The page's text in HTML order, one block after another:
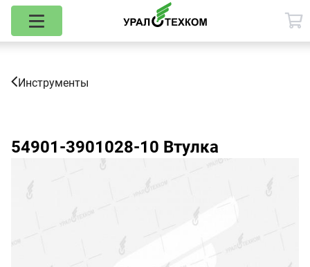
Инструменты
54901-3901028-10 Втулка